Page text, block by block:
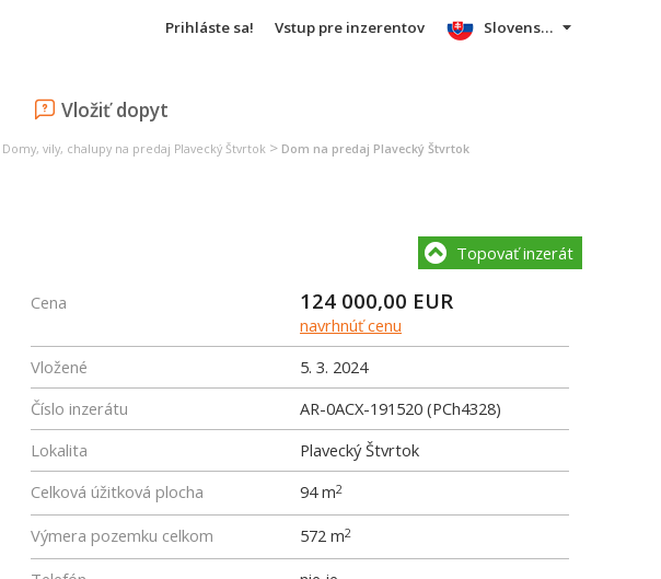
Prihláste sa! Vstup pre inzerentov
Vložiť dopyt
Slovensky
Domy, vily, chalupy na predaj Plavecký Štvrtok > Dom na predaj Plavecký Štvrtok
Topovať inzerát
Cena 124 000,00 EUR
navrhnúť cenu
Vložené
5. 3. 2024
Číslo inzerátu
AR-0ACX-191520 (PCh4328)
Lokalita
Plavecký Štvrtok
Celková úžitková plocha
94 m2
Výmera pozemku celkom 572 m2